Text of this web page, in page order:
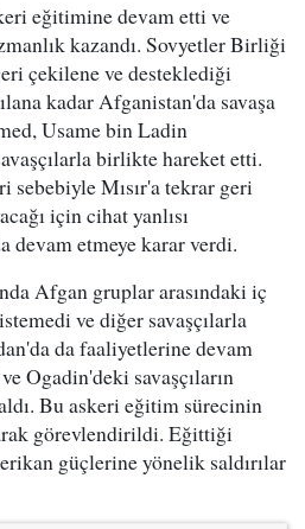
eğitimine devam etti ve
kazandı. Sovyetler Birliği
çekilene ve desteklediği
kadar Afganistan'da savaşa
Usame bin Ladin
birlikte hareket etti.
Mısır'a tekrar geri
için cihat yanlısı
devam etmeye karar verdi.
Afgan gruplar arasındaki iç
ve diğer savaşçılarla
da faaliyetlerine devam
Ogadin'deki savaşçıların
Bu askeri eğitim sürecinin
görevlendirildi. Eğittiği
güçlerine yönelik saldırılar